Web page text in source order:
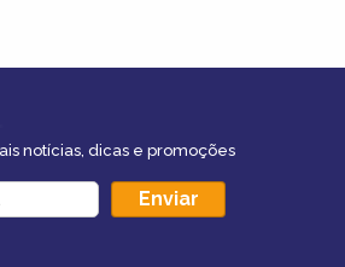
notícias, dicas e promoções